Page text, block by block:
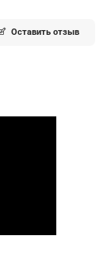
Оставить отзыв